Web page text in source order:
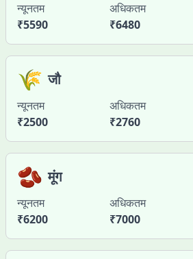
न्यूनतम
₹5590
अधिकतम
₹6480
🌾 जौ
न्यूनतम
₹2500
अधिकतम
₹2760
🫘 मूंग
न्यूनतम
₹6200
अधिकतम
₹7000